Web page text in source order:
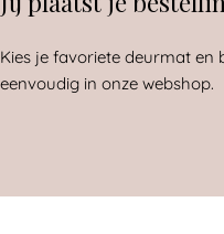
Kies je favoriete deurmat en
eenvoudig in onze webshop.